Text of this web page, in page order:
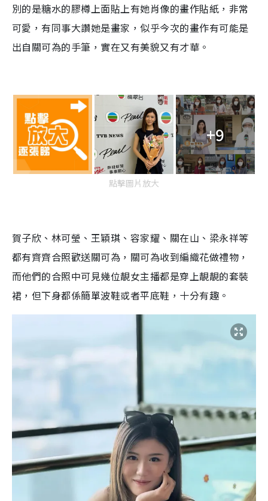
別的是糖水的膠樽上面貼上有她肖像的畫作貼紙，非常
可愛，有同事大讚她是畫家，似乎今次的畫作有可能是
出自關可為的手筆，實在又有美貌又有才華。
+9
點擊圖片放大
賀子欣、林可瑩、王穎琪、容家耀、關在山、梁永祥等
都有齊齊合照歡送關可為，關可為收到編織花做禮物，
而他們的合照中可見幾位靚女主播都是穿上靚靚的套裝
裙，但下身都係簡單波鞋或者平底鞋，十分有趣。